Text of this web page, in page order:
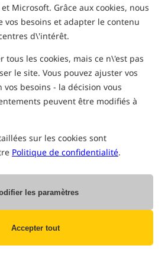
Microsoft. Grâce aux cookies, nous
vos besoins et adapter le contenu
d\'intérêt.
tous les cookies, mais ce n\'est pas
le site. Vous pouvez ajuster vos
besoins - la décision vous
peuvent être modifiés à
sur les cookies sont
Politique de confidentialité.
les paramètres
Accepter tout
DES PRODUITS ESP
ESP Soft Ghost
Fluorocarbon
Fluorocarbone souple
12,47EUR
vous recevez
EN RUPTURE DE STOCK